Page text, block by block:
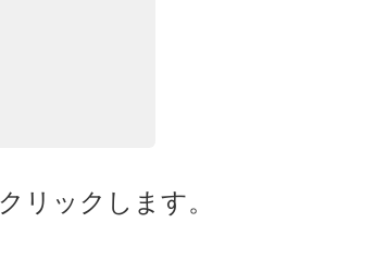
リックします。